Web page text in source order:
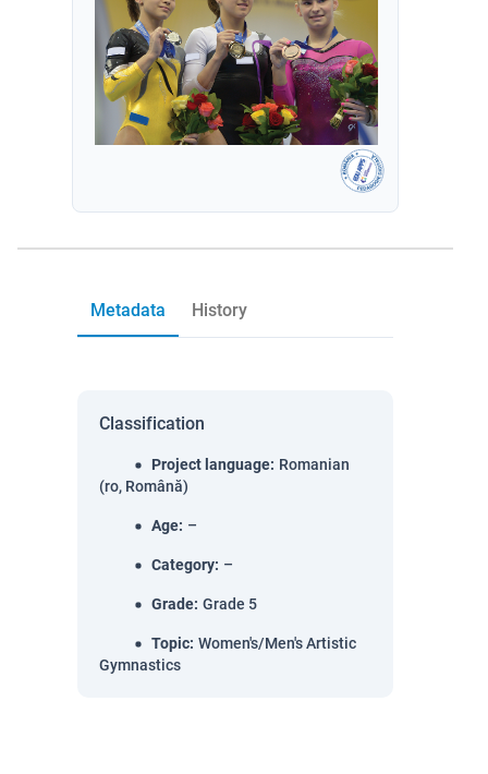
Metadata History
Classification
Project language: Romanian
(ro, Română)
Age: –
Category: –
Grade: Grade 5
Topic: Women's/Men's Artistic
Gymnastics